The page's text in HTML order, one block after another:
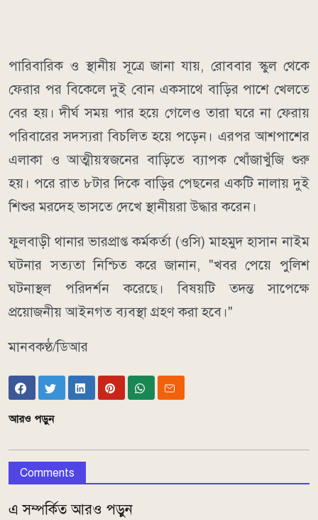
পারিবারিক ও স্থানীয় সূত্রে জানা যায়, রোববার স্কুল থেকে
ফেরার পর বিকেলে দুই বোন একসাথে বাড়ির পাশে খেলতে
বের হয়। দীর্ঘ সময় পার হয়ে গেলেও তারা ঘরে না ফেরায়
পরিবারের সদস্যরা বিচলিত হয়ে পড়েন। এরপর আশপাশের
এলাকা ও আত্মীয়স্বজনের বাড়িতে ব্যাপক খোঁজাখুঁজি শুরু
হয়। পরে রাত ৮টার দিকে বাড়ির পেছনের একটি নালায় দুই
শিশুর মরদেহ ভাসতে দেখে স্থানীয়রা উদ্ধার করেন।
ফুলবাড়ী থানার ভারপ্রাপ্ত কর্মকর্তা (ওসি) মাহমুদ হাসান নাইম
ঘটনার সত্যতা নিশ্চিত করে জানান, "খবর পেয়ে পুলিশ
ঘটনাস্থল পরিদর্শন করেছে। বিষয়টি তদন্ত সাপেক্ষে
প্রয়োজনীয় আইনগত ব্যবস্থা গ্রহণ করা হবে।"
মানবকণ্ঠ/ডিআর
আরও পড়ুন
Comments
এ সম্পর্কিত আরও পড়ুন